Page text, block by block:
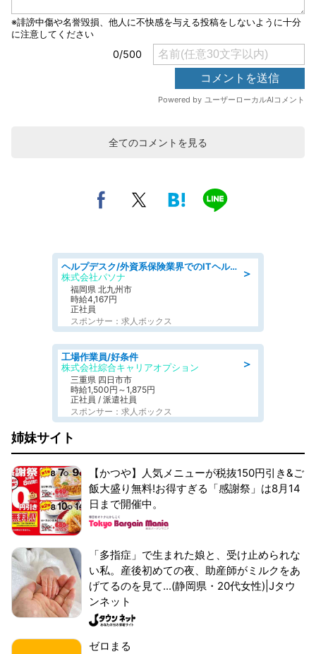
全てのコメントを見る
＞
ヘルプデスク/外資系保険業界でのITヘルプデスク業務/駅近/即日勤務可/ヘルプデスク
株式会社パソナ
福岡県 北九州市
時給4,167円
正社員
スポンサー：求人ボックス
＞
工場作業員/好条件
株式会社綜合キャリアオプション
三重県 四日市市
時給1,500円～1,875円
正社員 / 派遣社員
スポンサー：求人ボックス
姉妹サイト
【かつや】人気メニューが税抜150円引き&ご
飯大盛り無料!お得すぎる「感謝祭」は8月14
日まで開催中。
「多指症」で生まれた娘と、受け止められな
い私。産後初めての夜、助産師がミルクをあ
げてるのを見て...(静岡県・20代女性)|Jタウ
ンネット
ゼロまる